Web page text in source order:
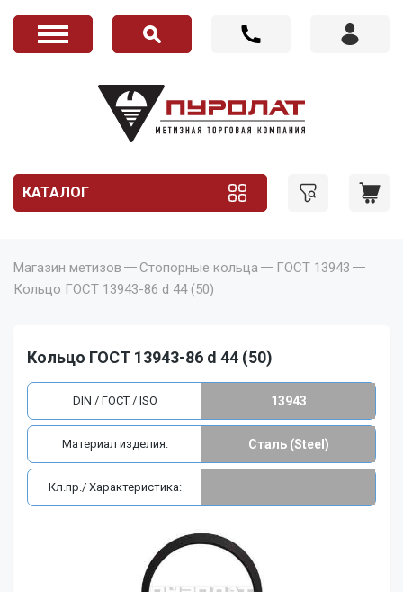
КАТАЛОГ
Магазин метизов Стопорные кольца
ГОСТ 13943
Кольцо ГОСТ 13943-86 d 44 (50)
Кольцо ГОСТ 13943-86 d 44 (50)
DIN / ГОСТ / ISO 13943
Материал изделия: Сталь (Steel)
Кл.пр./ Характеристика: